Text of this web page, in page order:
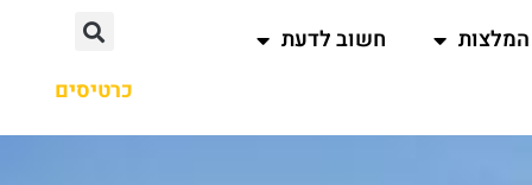
המלצות
חשוב לדעת
כרטיסים